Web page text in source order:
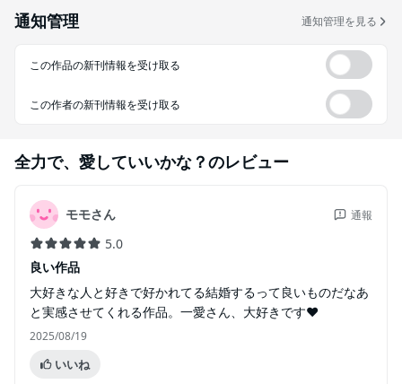
通知管理 通知管理を見る
この作品の新刊情報を受け取る
この作者の新刊情報を受け取る
全力で、愛していいかな？のレビュー
モモさん 通報
5.0
良い作品
大好きな人と好きで好かれてる結婚するって良いものだなあ
と実感させてくれる作品。一愛さん、大好きです❤️
2025/08/19
いいね